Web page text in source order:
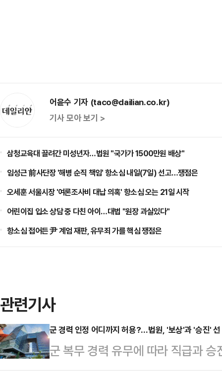
어윤수 기자 (taco@dailian.co.kr)
기사 모아 보기 >
삼청교육대 끌려간 미성년자…법원 "국가가 1500만원 배상"
임성근 前사단장 '해병 순직 책임' 항소심 내일(7일) 선고…쟁점은
오세훈 서울시장 '여론조사비 대납 의혹' 항소심 오는 21일 시작
어린이집 입소 상담 중 다친 아이…대법 "원장 과실있다"
항소심 접어든 尹 계엄 재판, 유무죄 가를 핵심 쟁점은
관련기사
군 경력 인정 어디까지 허용?…법원, '보상'과 '승진'
군 복무 경력 유무에 따라 직급과
차별에 해당한다는 법원 판단이 나